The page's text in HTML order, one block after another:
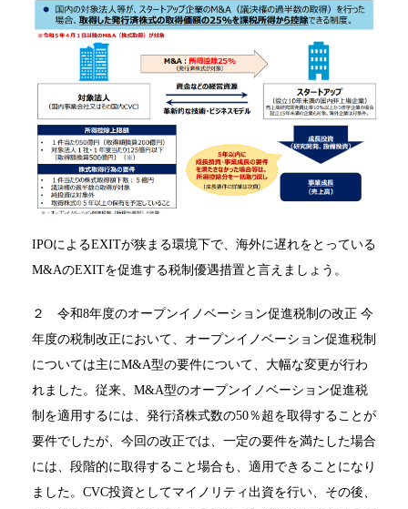
IPOによるEXITが狭まる環境下で、海外に遅れをとっている
M&AのEXITを促進する税制優遇措置と言えましょう。
２ 令和8年度のオープンイノベーション促進税制の改正 今
年度の税制改正において、オープンイノベーション促進税制
については主にM&A型の要件について、大幅な変更が行わ
れました。従来、M&A型のオープンイノベーション促進税
制を適用するには、発行済株式数の50％超を取得することが
要件でしたが、今回の改正では、一定の要件を満たした場合
には、段階的に取得すること場合も、適用できることになり
ました。CVC投資としてマイノリティ出資を行い、その後、